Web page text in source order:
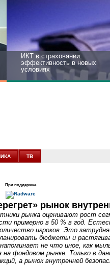
ИКТ в страховании:
эффективность в новых
условиях
развитие в новых условиях
ТВ
При поддержке
рынок
рынка оценивают рост
примерно в 50 % в год.
игроков. Это
бюджеты и
не что иное, как
на фондовом рынке. Только в
а рынок внутренней